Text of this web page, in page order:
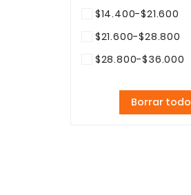
$14.400-$21.600
$21.600-$28.800
$28.800-$36.000
Borrar todo